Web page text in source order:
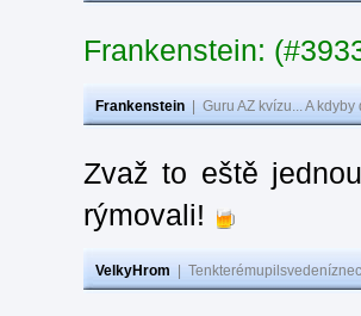
Frankenstein:
Frankenstein Guru AZ kvízu... A
Zvaž to eště
rýmovali!
VelkyHrom